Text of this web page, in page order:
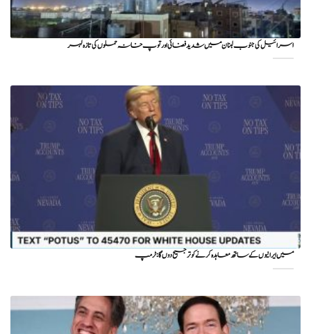
اسرائیل کی جنوب لبنان میں شدید فضائی اور توپ خانہ حملوں کی تازہ لہر
میں ایرانیوں کے ساتھ معاہدہ کرنے کو ترجیح دوں گا : ٹرمپ